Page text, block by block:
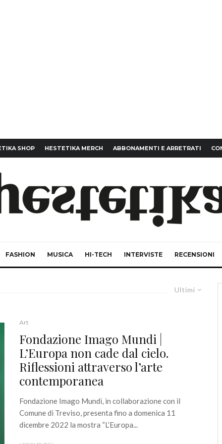
SHOP HESTETIKA MERCH ABBONAMENTI E ARRETRATI
FASHION MUSICA HI-TECH INTERVISTE RECENSIONI
Ultimi
Art
Fondazione Imago Mundi |
L’Europa non cade dal cielo.
Riflessioni attraverso l’arte
contemporanea
Fondazione Imago Mundi, in collaborazione con il
Comune di Treviso, presenta fino a domenica 11
dicembre 2022 la mostra “L’Europa...